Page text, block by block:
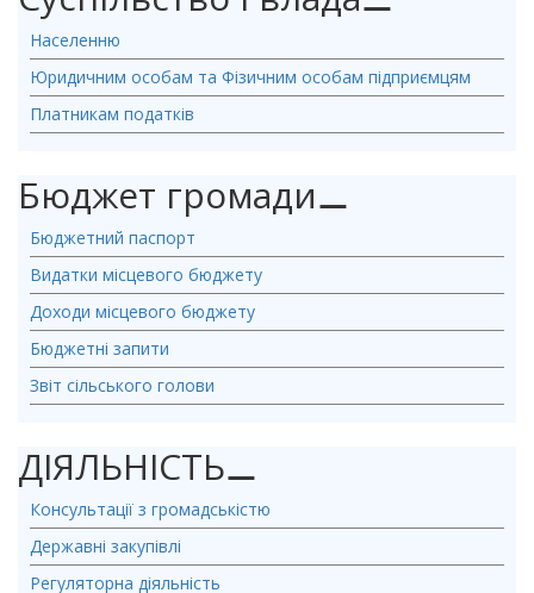
Населенню
Юридичним особам та Фізичним особам підприємцям
Платникам податків
Бюджет громади⚊
Бюджетний паспорт
Видатки місцевого бюджету
Доходи місцевого бюджету
Бюджетні запити
Звіт сільського голови
ДІЯЛЬНІСТЬ⚊
Консультації з громадськістю
Державні закупівлі
Регуляторна діяльність